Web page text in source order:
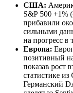
США:
S&P 500 +1%
прибавили
сильными
на прогресс
Европа:
позитивный
показав рост
статистике
Германский